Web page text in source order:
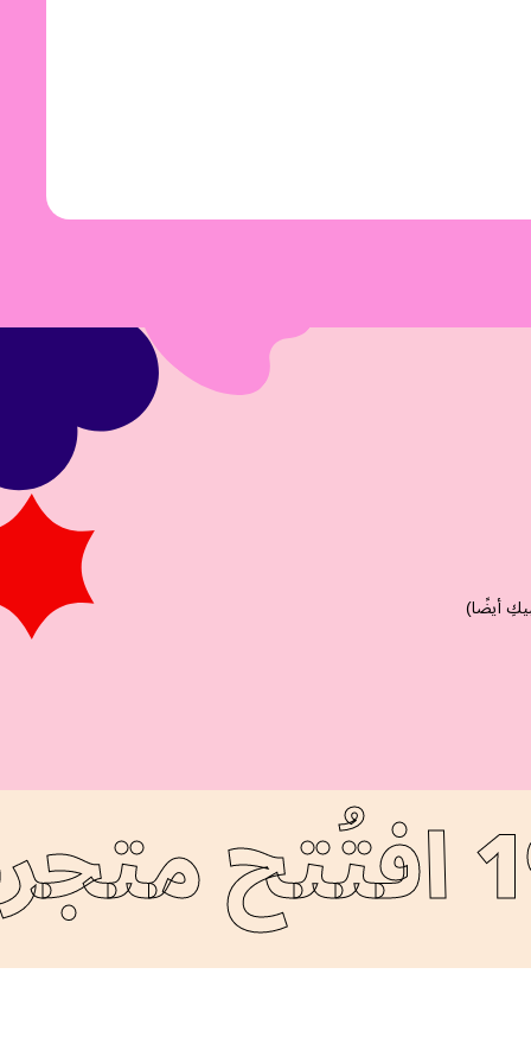
افتُتح متجرنا الرئيسي عام 1976